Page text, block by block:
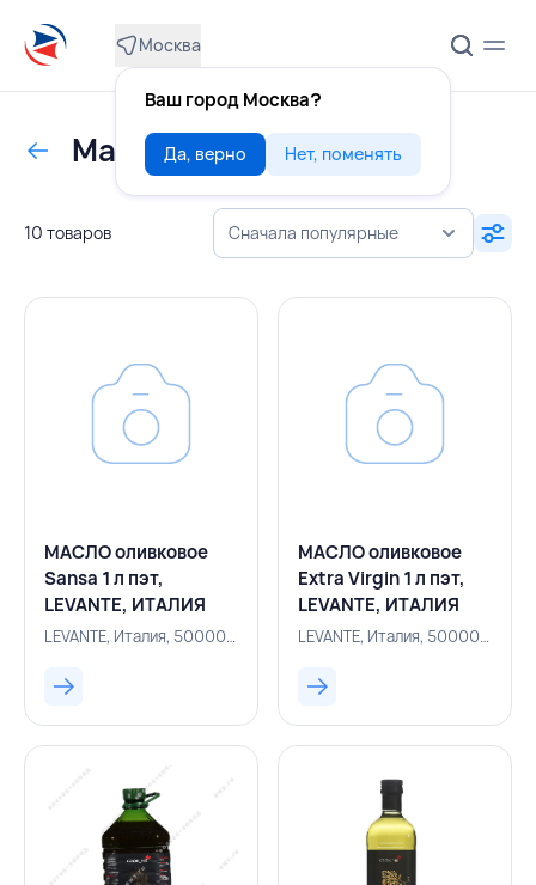
Москва
Ваш город Москва?
Да, верно Нет, поменять
Масло оливковое
10 товаров Сначала популярные
МАСЛО оливковое
Sansa 1 л пэт,
LEVANTE, ИТАЛИЯ
LEVANTE, Италия, 500006019
МАСЛО оливковое
Extra Virgin 1 л пэт,
LEVANTE, ИТАЛИЯ
LEVANTE, Италия, 500006020